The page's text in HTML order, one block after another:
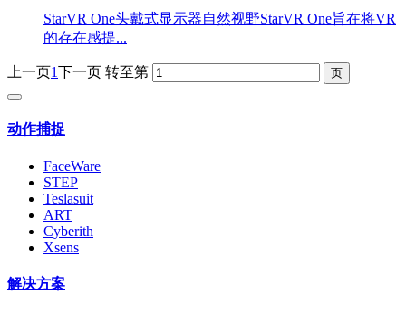
StarVR One头戴式显示器自然视野StarVR One旨在将VR
的存在感提...
上一页1下一页 转至第
动作捕捉
FaceWare
STEP
Teslasuit
ART
Cyberith
Xsens
解决方案